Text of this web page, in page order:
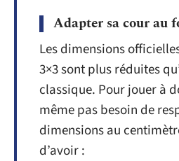
Adapter sa cour au
Les dimensions
3×3 sont plus réduites
classique. Pour jouer à
même pas besoin de
dimensions au
d’avoir :